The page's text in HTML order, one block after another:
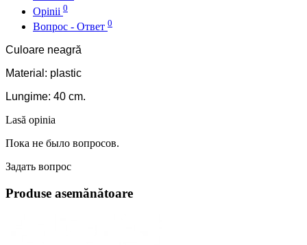
Opinii 0
Вопрос - Ответ 0
Culoare neagră
Material: plastic
Lungime: 40 cm.
Lasă opinia
Пока не было вопросов.
Задать вопрос
Produse asemănătoare